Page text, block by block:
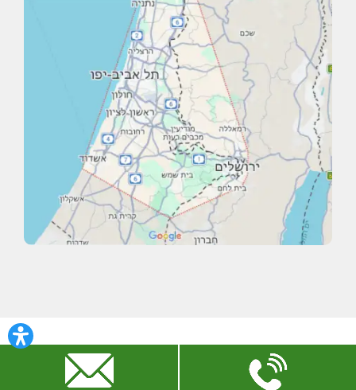
Copyright © 2026 · כל הזכויות שמורות אין להעתיק את תכני
האתר ללא רשות מפורשת בכתב